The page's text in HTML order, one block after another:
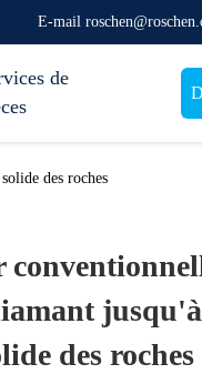
E-mail
de
des roches
des roches